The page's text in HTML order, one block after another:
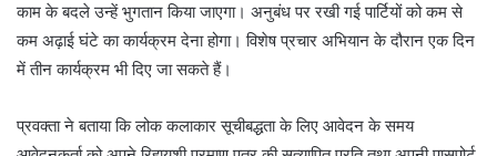
काम के बदले उन्हें भुगतान किया जाएगा। अनुबंध पर रखी गई पार्टियों को कम से
कम अढ़ाई घंटे का कार्यक्रम देना होगा। विशेष प्रचार अभियान के दौरान एक दिन
में तीन कार्यक्रम भी दिए जा सकते हैं।
प्रवक्ता ने बताया कि लोक कलाकार सूचीबद्धता के लिए आवेदन के समय